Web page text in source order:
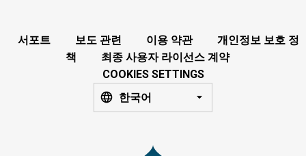
서포트 보도 관련 이용 약관
개인정보 보호 정
책
최종 사용자 라이선스 계약
COOKIES SETTINGS
한국어